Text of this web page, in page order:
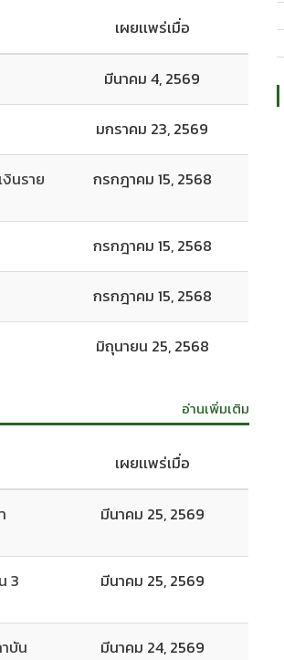
เผยเเพร่เมื่อ
มีนาคม 4, 2569
มกราคม 23, 2569
นราย กรกฎาคม 15, 2568
กรกฎาคม 15, 2568
กรกฎาคม 15, 2568
มิถุนายน 25, 2568
อ่านเพิ่มเติม
เผยเเพร่เมื่อ
มีนาคม 25, 2569
3 มีนาคม 25, 2569
บัน มีนาคม 24, 2569